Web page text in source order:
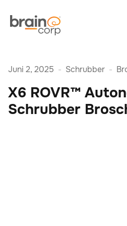
Juni 2, 2025 - Schrubber -
X6 ROVR™
Schrubber